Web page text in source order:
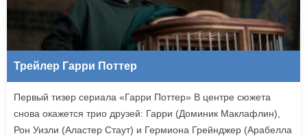
Трейлер Гарри Поттер
Первый тизер сериала «Гарри Поттер» В центре сюжета
снова окажется трио друзей: Гарри (Доминик Маклафлин),
Рон Уизли (Аластер Стаут) и Гермиона Грейнджер (Арабелла